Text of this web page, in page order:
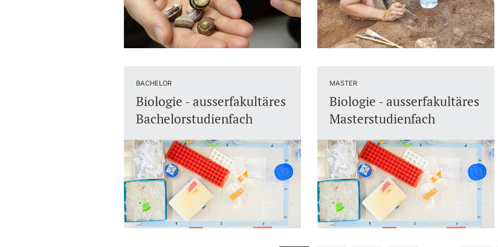
BACHELOR
Biologie - ausserfakultäres
Bachelorstudienfach
MASTER
Biologie - ausserfakultäres
Masterstudienfach